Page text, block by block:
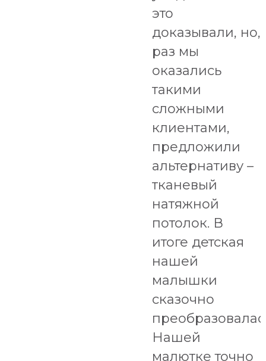
это
доказывали, но,
раз мы
оказались
такими
сложными
клиентами,
предложили
альтернативу –
тканевый
натяжной
потолок. В
итоге детская
нашей
малышки
сказочно
Нашей
малютке точно